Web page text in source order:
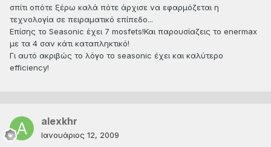
σπίτι οπότε ξέρω καλά πότε άρχισε να εφαρμόζεται η
τεχνολογία σε πειραματικό επίπεδο...
Επίσης το Seasonic έχει 7 mosfets!Και παρουσίαζεις το enermax
με τα 4 σαν κάτι καταπληκτικό!
Γι αυτό ακριβώς το λόγο το seasonic έχει και καλύτερο
efficiency!
alexkhr
Ιανουάριος 12, 2009